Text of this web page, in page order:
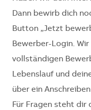
Dann bewirb dich
Button „Jetzt
Bewerber-Login.
vollständigen
Lebenslauf und
über ein
Für Fragen steht dir